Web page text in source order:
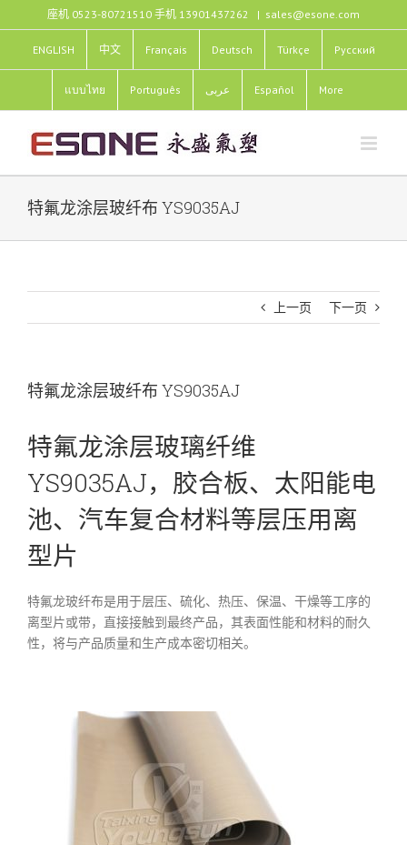
过
容
座机 0523-80721510 手机 13901437262 | sales@esone.com
ENGLISH 中文 Français Deutsch Türkçe Pусский
แบบไทย Português عربى Español More
特氟龙涂层玻纤布 YS9035AJ
上一页 下一页
特氟龙涂层玻纤布 YS9035AJ
特氟龙涂层玻璃纤维
YS9035AJ，胶合板、太阳能电
池、汽车复合材料等层压用离
型片
特氟龙玻纤布是用于层压、硫化、热压、保温、干燥等工序的
离型片或带，直接接触到最终产品，其表面性能和材料的耐久
性，将与产品质量和生产成本密切相关。